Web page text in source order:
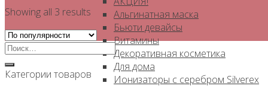
Альгинатная маска
Бьюти девайсы
Витамины
Декоративная косметика
Для дома
Ионизаторы с серебром Silverex
Showing all 3 results
Искать:
Категории товаров